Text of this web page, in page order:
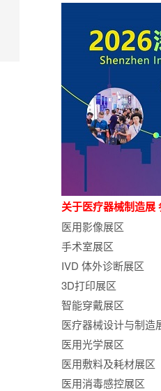
关于医疗器械制造展
医用影像展区
手术室展区
IVD 体外诊断展区
3D打印展区
智能穿戴展区
医疗器械设计与制造
医用光学展区
医用敷料及耗材展区
医用消毒感控展区